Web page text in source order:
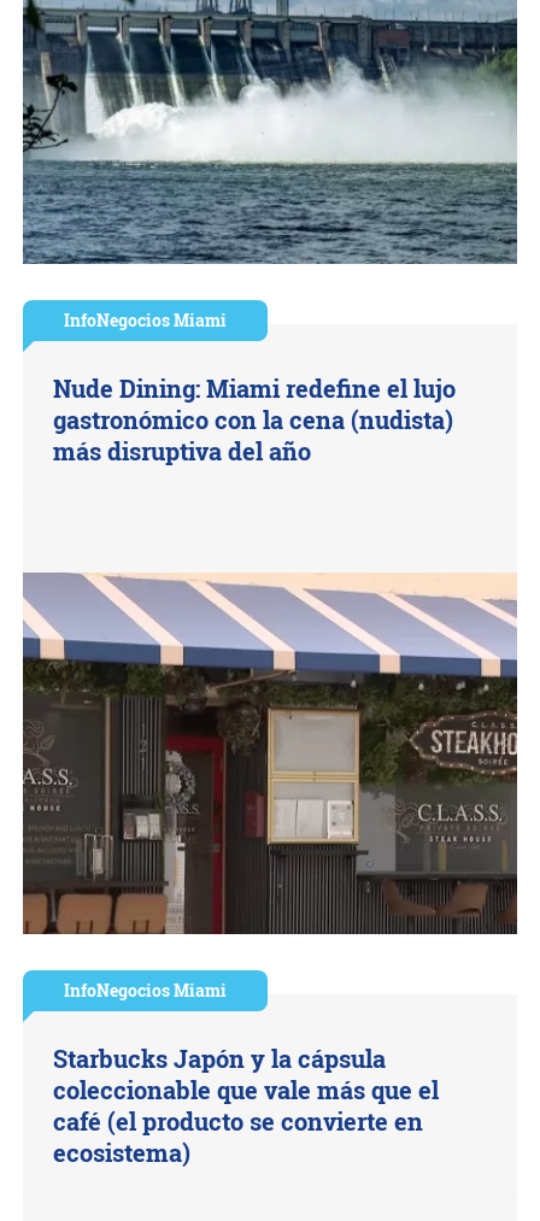
InfoNegocios Miami
Nude Dining: Miami redefine el lujo
gastronómico con la cena (nudista)
más disruptiva del año
InfoNegocios Miami
Starbucks Japón y la cápsula
coleccionable que vale más que el
café (el producto se convierte en
ecosistema)